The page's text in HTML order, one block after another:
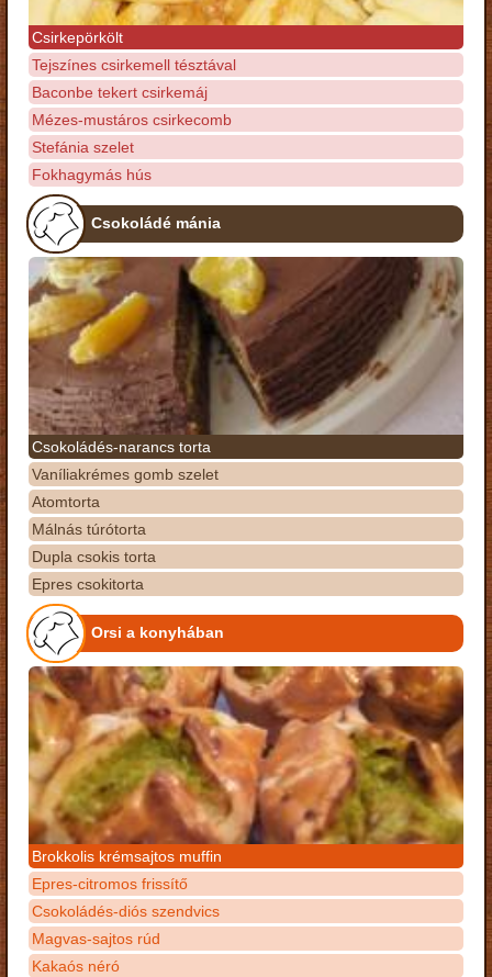
Csirkepörkölt
Tejszínes csirkemell tésztával
Baconbe tekert csirkemáj
Mézes-mustáros csirkecomb
Stefánia szelet
Fokhagymás hús
Csokoládé mánia
Csokoládés-narancs torta
Vaníliakrémes gomb szelet
Atomtorta
Málnás túrótorta
Dupla csokis torta
Epres csokitorta
Orsi a konyhában
Brokkolis krémsajtos muffin
Epres-citromos frissítő
Csokoládés-diós szendvics
Magvas-sajtos rúd
Kakaós néró